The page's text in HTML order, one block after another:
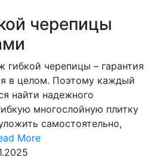
черепицы
гибкой черепицы – гарантия
в целом. Поэтому каждый
найти надежного
многослойную плитку
самостоятельно,
MoreRead